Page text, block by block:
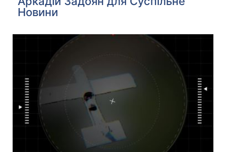
Новини